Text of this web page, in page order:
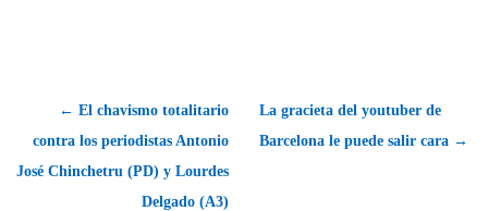
← El chavismo totalitario
contra los periodistas Antonio
José Chinchetru (PD) y Lourdes
Delgado (A3)
La gracieta del youtuber de
Barcelona le puede salir cara →